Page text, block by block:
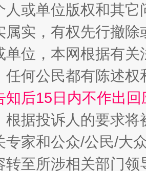
工荒背后
人或单位版权和其它
属实，有权先行撤
单位，本网根据有
任何公民都有陈述
知后15日内不作出
根据投诉人的要求将
专家和公众/公民/大
转至所涉相关部门